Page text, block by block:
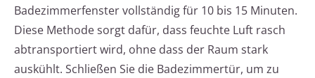
Badezimmerfenster vollständig für 10 bis 15 Minuten.
Diese Methode sorgt dafür, dass feuchte Luft rasch
abtransportiert wird, ohne dass der Raum stark
auskühlt. Schließen Sie die Badezimmertür, um zu